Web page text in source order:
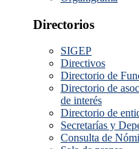
Directorios
SIGEP
Directivos
Directorio de
Directorio de
de interés
Directorio de
Secretarías y
Consulta de